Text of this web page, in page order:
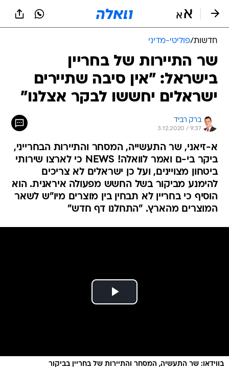
חדשות/פוליטי-מדיני
שר התיירות של בחריין
בישראל: "אין סיבה שתיירים
ישראלים יחששו לבקר אצלנו"
ברק רביד
3.12.2020 / 9:37
א-זיאני, שר התעשייה, המסחר והתיירות הבחרייני,
ביקר בי-ם ואמר לוואלה! NEWS כי לארצו שירותי
ביטחון מצויינים, ועל כן ישראלים לא צריכים
להימנע מביקור בשל החשש מפעולה איראנית. הוא
הוסיף כי בחריין לא תבחין בין מוצרים מיו"ש לשאר
המוצרים מהארץ. "התחלנו דף חדש"
בווידאו: שר התעשיה, המסחר והתיירות של בחריין בביקור